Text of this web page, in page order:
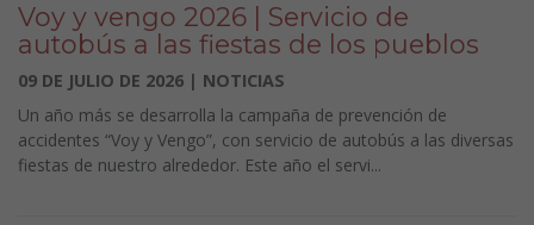
Voy y vengo 2026 | Servicio de
autobús a las fiestas de los pueblos
09 DE JULIO DE 2026 | NOTICIAS
Un año más se desarrolla la campaña de prevención de
accidentes “Voy y Vengo”, con servicio de autobús a las diversas
fiestas de nuestro alrededor. Este año el servi...